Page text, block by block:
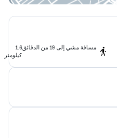
مسافة مشي إلى 19 من الدقائق
1.6
كيلومتر